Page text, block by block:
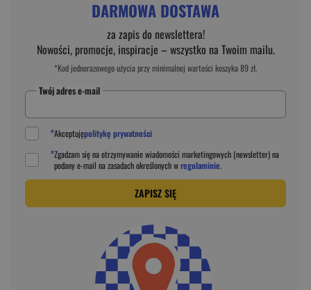
DARMOWA DOSTAWA
za zapis do newslettera!
Nowości, promocje, inspiracje – wszystko na Twoim mailu.
*Kod jednorazowego użycia przy minimalnej wartości koszyka 89 zł.
Twój adres e-mail
*Akceptujępolitykę prywatności
*Zgadzam się na otrzymywanie wiadomości marketingowych (newsletter) na
podanye-mail na zasadach określonych wregulaminie.
ZAPISZ SIĘ